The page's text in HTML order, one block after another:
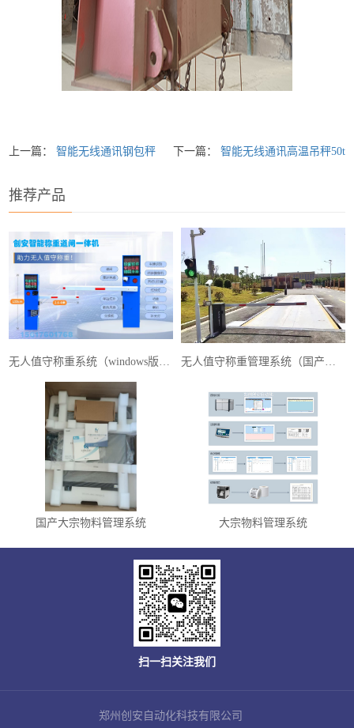
上一篇：智能无线通讯钢包秤 下一篇： 智能无线通讯高温吊秤50t
推荐产品
无人值守称重系统（windows版本） 无人值守称重管理系统（国产麒麟系统）
国产大宗物料管理系统 大宗物料管理系统
扫一扫关注我们
郑州创安自动化科技有限公司